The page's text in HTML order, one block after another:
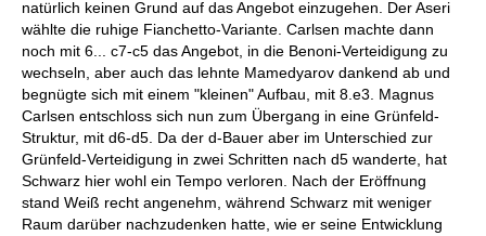
natürlich keinen Grund auf das Angebot einzugehen. Der Aseri
wählte die ruhige Fianchetto-Variante. Carlsen machte dann
noch mit 6... c7-c5 das Angebot, in die Benoni-Verteidigung zu
wechseln, aber auch das lehnte Mamedyarov dankend ab und
begnügte sich mit einem "kleinen" Aufbau, mit 8.e3. Magnus
Carlsen entschloss sich nun zum Übergang in eine Grünfeld-
Struktur, mit d6-d5. Da der d-Bauer aber im Unterschied zur
Grünfeld-Verteidigung in zwei Schritten nach d5 wanderte, hat
Schwarz hier wohl ein Tempo verloren. Nach der Eröffnung
stand Weiß recht angenehm, während Schwarz mit weniger
Raum darüber nachzudenken hatte, wie er seine Entwicklung